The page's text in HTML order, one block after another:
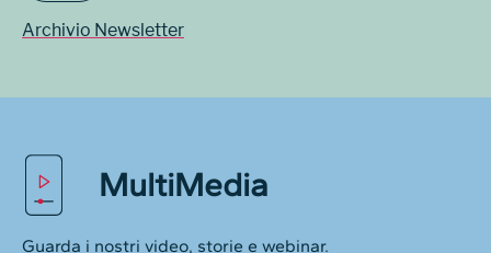
Archivio Newsletter
MultiMedia
Guarda i nostri video, storie e webinar.